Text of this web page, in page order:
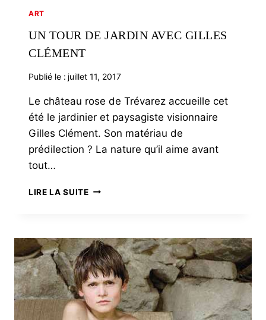
ART
UN TOUR DE JARDIN AVEC GILLES
CLÉMENT
Publié le : juillet 11, 2017
Le château rose de Trévarez accueille cet
été le jardinier et paysagiste visionnaire
Gilles Clément. Son matériau de
prédilection ? La nature qu’il aime avant
tout…
LIRE LA SUITEUN
AVEC
GILLES
CLÉMENT